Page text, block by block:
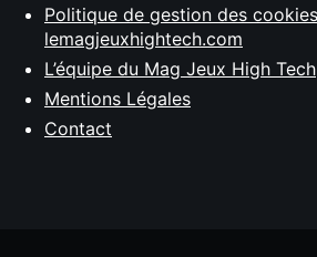
Politique de gestion des
lemagjeuxhightech.com
L’équipe du Mag Jeux High Tech
Mentions Légales
Contact